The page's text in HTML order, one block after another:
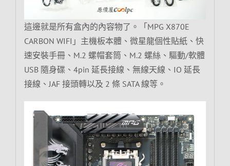
這邊就是所有盒內的內容物了。「MPG X870E
CARBON WIFI」主機板本體、微星龍個性貼紙、快
速安裝手冊、M.2 螺帽套筒、M.2 螺絲、驅動/軟體
USB 隨身碟、4pin 延長接線、無線天線、IO 延長
接線、JAF 接頭轉以及 2 條 SATA 線等。